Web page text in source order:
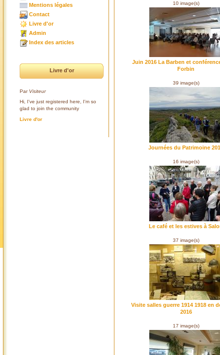
Mentions légales
Contact
Livre d'or
Admin
Index des articles
Livre d'or
Par Visiteur
Hi, I've just registered here, I'm so
glad to join the community
Livre d'or
10 image(s)
Juin 2016 La Barben et
Forbin
39 image(s)
Journées du Patrimoine
16 image(s)
Le café et les estives à
37 image(s)
Visite salles guerre 1914 1918 en
2016
17 image(s)